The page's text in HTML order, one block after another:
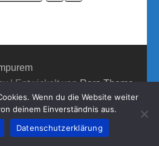
| Entwickelt von Rara Theme
Wenn du die Website weiter
deinem Einverständnis aus.
Datenschutzerklärung